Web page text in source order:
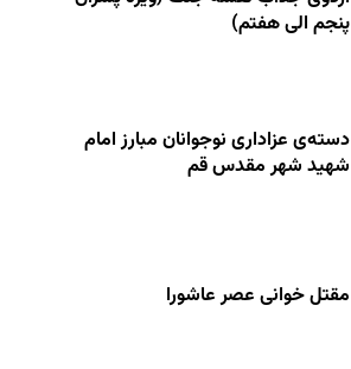
پنجم الی هفتم)
دسته‌ی عزاداری نوجوانان مبارز امام
شهید شهر مقدس قم
مقتل خوانی عصر عاشورا